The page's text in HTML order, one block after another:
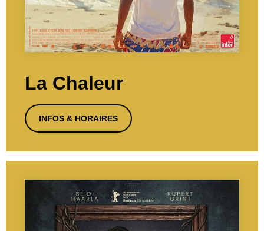
La Chaleur
INFOS & HORAIRES